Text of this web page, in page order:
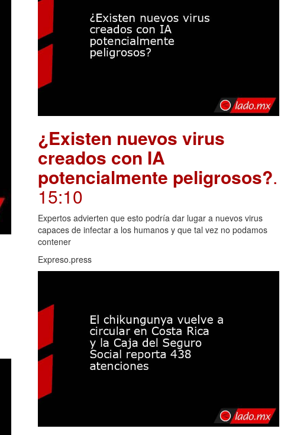
¿Existen nuevos virus
creados con IA
potencialmente peligrosos?.
15:10
Expertos advierten que esto podría dar lugar a nuevos virus
capaces de infectar a los humanos y que tal vez no podamos
contener
Expreso.press